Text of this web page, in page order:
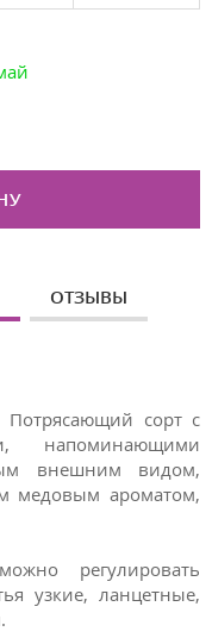
ОТЗЫВЫ
Потрясающий сорт с
напоминающими
внешним видом,
медовым ароматом,
регулировать
узкие, ланцетные,